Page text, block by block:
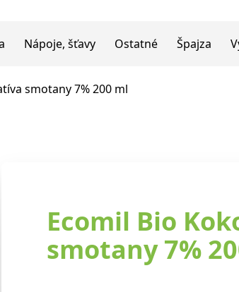
Nápoje, šťavy Ostatné Špajza
smotany 7% 200 ml
Ecomil Bio
smotany 7%